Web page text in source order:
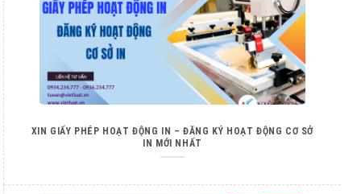
XIN GIẤY PHÉP HOẠT ĐỘNG IN – ĐĂNG KÝ HOẠT ĐỘNG CƠ SỞ
IN MỚI NHẤT